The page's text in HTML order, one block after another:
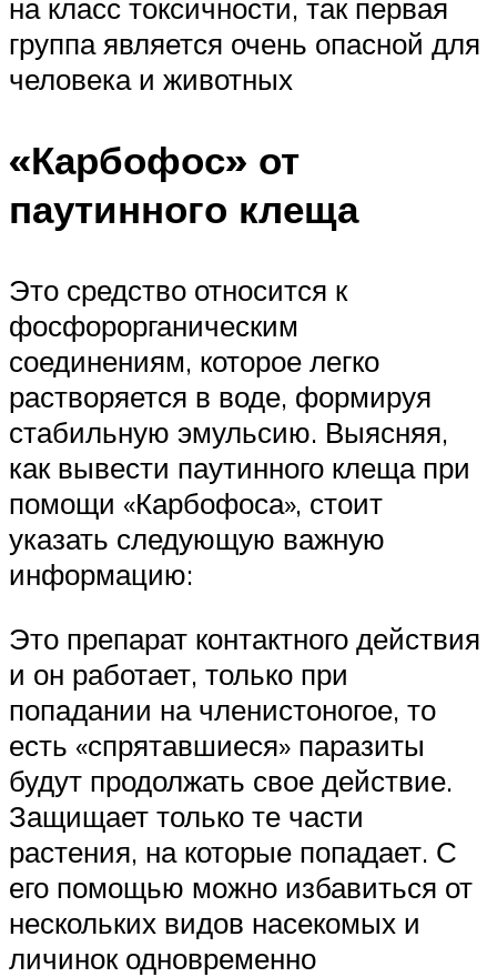
на класс токсичности, так первая
группа является очень опасной для
человека и животных
«Карбофос» от
паутинного клеща
Это средство относится к
фосфорорганическим
соединениям, которое легко
растворяется в воде, формируя
стабильную эмульсию. Выясняя,
как вывести паутинного клеща при
помощи «Карбофоса», стоит
указать следующую важную
информацию:
Это препарат контактного действия
и он работает, только при
попадании на членистоногое, то
есть «спрятавшиеся» паразиты
будут продолжать свое действие.
Защищает только те части
растения, на которые попадает. С
его помощью можно избавиться от
нескольких видов насекомых и
личинок одновременно